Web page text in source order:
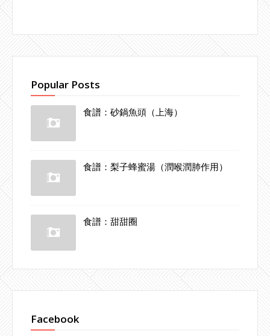
Popular Posts
食譜：砂鍋魚頭（上海）
食譜：梨子蜂蜜湯（潤喉潤肺作用）
食譜：甜甜圈
Facebook